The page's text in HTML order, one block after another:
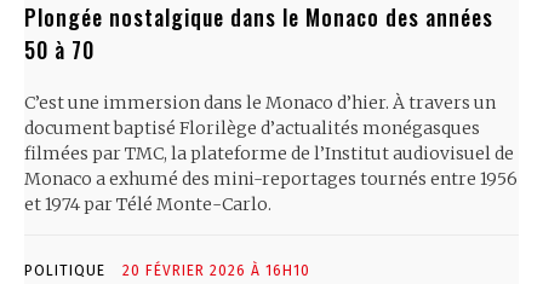
Plongée nostalgique dans le Monaco des années
50 à 70
C’est une immersion dans le Monaco d’hier. À travers un
document baptisé Florilège d’actualités monégasques
filmées par TMC, la plateforme de l’Institut audiovisuel de
Monaco a exhumé des mini-reportages tournés entre 1956
et 1974 par Télé Monte-Carlo.
POLITIQUE 20 FÉVRIER 2026 À 16H10